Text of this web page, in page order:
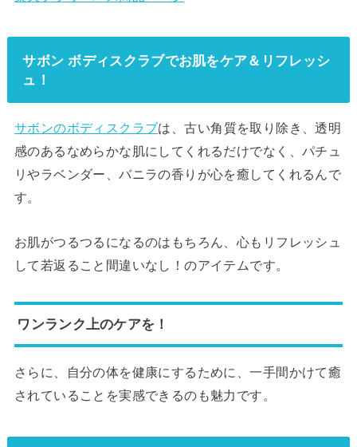
サボン ボディスクラブでお肌をケア＆リフレッシ
ュ！
サボンのボディスクラブは、古い角質を取り除き、透明
感のあるなめらかな肌にしてくれるだけでなく、パチュ
リやラベンダー、バニラの香りが心を癒してくれるんで
す。
お肌がつるつるになるのはもちろん、心もリフレッシュ
して若返ること間違いなし！のアイテムです。
ワンランク上のケアを！
さらに、自分の体を健康にするために、一手間かけて癒
されていることを実感できるのも魅力です。